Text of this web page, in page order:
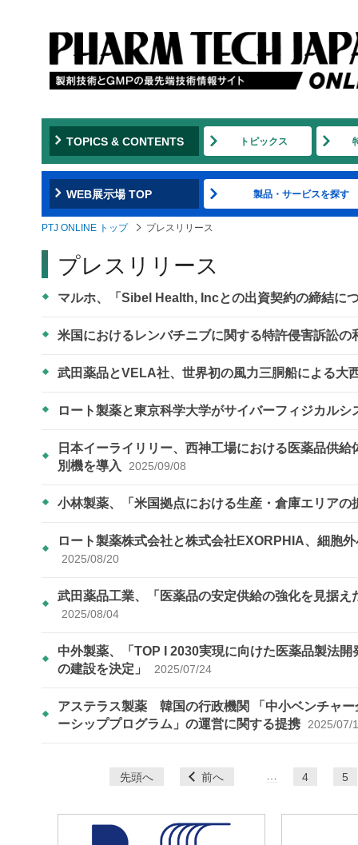
TOPICS & CONTENTS トピックス
WEB展示場 TOP 製品・サービスを探す
PTJ ONLINE トップ プレスリリース
プレスリリース
マルホ、「Sibel Health, Incとの出資契約の締結に
米国におけるレンバチニブに関する特許侵害訴訟の
武田薬品とVELA社、世界初の風力三胴船による大
ロート製薬と東京科学大学がサイバーフィジカル
日本イーライリリー、西神工場における医薬品供
別機を導入
2025/09/08
小林製薬、「米国拠点における生産・倉庫エリア
ロート製薬株式会社と株式会社EXORPHIA、細胞
2025/08/20
武田薬品工業、「医薬品の安定供給の強化を見据
2025/08/04
中外製薬、「TOP I 2030実現に向けた医薬品製法
の建設を決定」
2025/07/24
アステラス製薬 韓国の行政機関 「中小ベンチャ
ーシッププログラム」の運営に関する提携
2025/07/
先頭へ 前へ 4 5